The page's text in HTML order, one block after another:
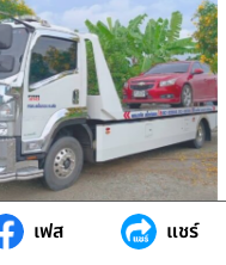
เฟส แชร์